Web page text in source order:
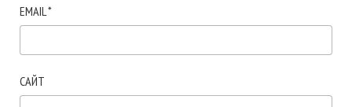
EMAIL *
САЙТ